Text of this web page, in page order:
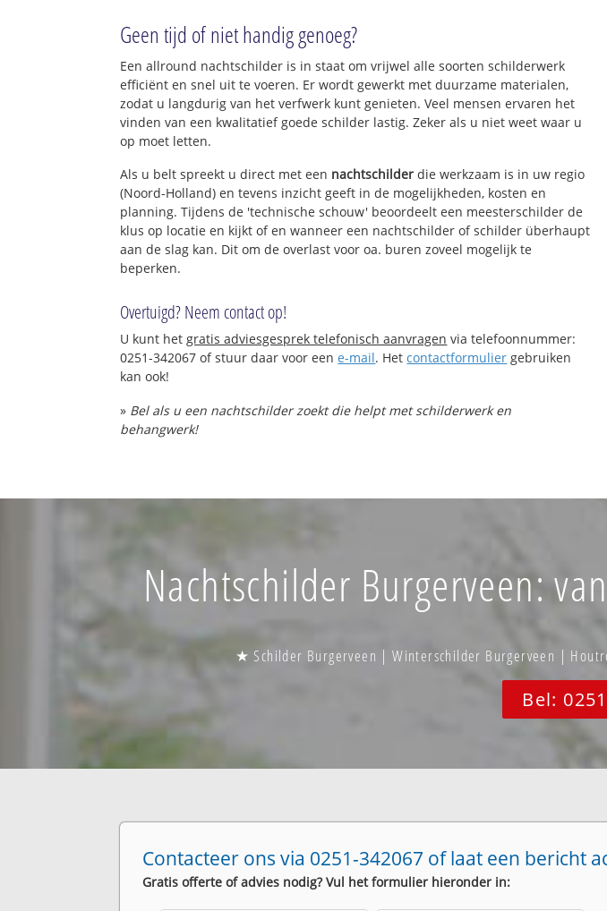
Geen tijd of niet handig genoeg?
Een allround nachtschilder is in staat om vrijwel alle soorten schilderwerk
efficiënt en snel uit te voeren. Er wordt gewerkt met duurzame materialen,
zodat u langdurig van het verfwerk kunt genieten. Veel mensen ervaren het
vinden van een kwalitatief goede schilder lastig. Zeker als u niet weet waar u
op moet letten.
Als u belt spreekt u direct met een nachtschilder die werkzaam is in uw regio
(Noord-Holland) en tevens inzicht geeft in de mogelijkheden, kosten en
planning. Tijdens de 'technische schouw' beoordeelt een meesterschilder de
klus op locatie en kijkt of en wanneer een nachtschilder of schilder überhaupt
aan de slag kan. Dit om de overlast voor oa. buren zoveel mogelijk te
beperken.
Overtuigd? Neem contact op!
U kunt hetgratis adviesgesprek telefonisch aanvragen via telefoonnummer:
0251-342067 of stuur daar voor eene-mail. Hetcontactformulier gebruiken
kan ook!
» Bel als u een nachtschilder zoekt die helpt met schilderwerk en
behangwerk!
Nachtschilder Burgerveen:
★ Schilder Burgerveen | Winterschilder Burgerveen |
Bel:
Contacteer ons via 0251-342067 of laat een bericht
Gratis offerte of advies nodig? Vul het formulier hieronder in: